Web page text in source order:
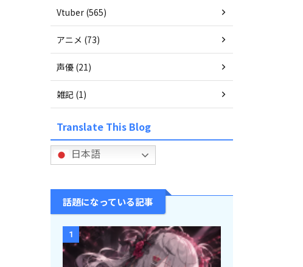
Vtuber (565)
アニメ (73)
声優 (21)
雑記 (1)
Translate This Blog
日本語
話題になっている記事
1